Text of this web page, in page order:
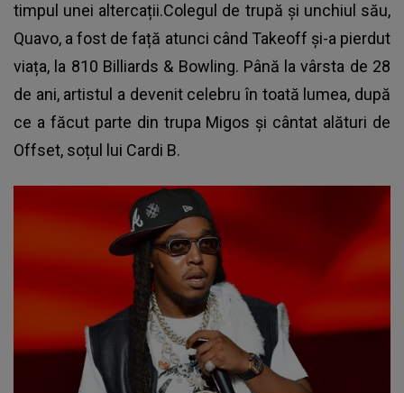
timpul unei altercații.Colegul de trupă și unchiul său,
Quavo, a fost de față atunci când Takeoff și-a pierdut
viața, la 810 Billiards & Bowling. Până la vârsta de 28
de ani, artistul a devenit celebru în toată lumea, după
ce a făcut parte din trupa Migos și cântat alături de
Offset, soțul lui Cardi B.